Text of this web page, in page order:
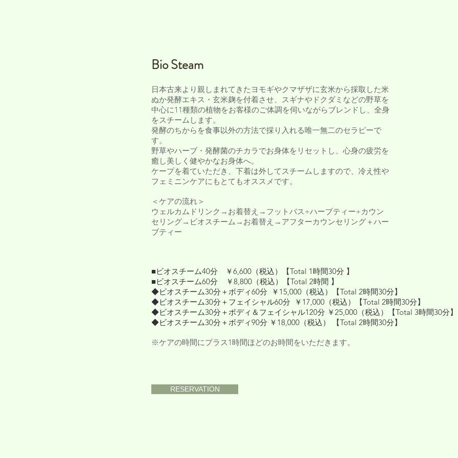
​Bio Steam
日本古来より親しまれてきたヨモギやクマザザに玄米から採取した米
ぬか発酵エキス・玄米麹を付着させ、スギナやドクダミなどの野草を
中心に11種類の植物をお客様のご体調を伺いながらブレンドし、全身
をスチームします。
発酵のちからを食事以外の方法で採り入れる唯一無二のセラピーで
す。
野草やハーブ・発酵菌のチカラでお身体をリセットし、心身の疲労を
癒し美しく健やかなお身体へ。
​ケープを着ていただき、下着は外してスチームしますので、冷え性や
フェミニンケアにもとてもオススメです。
＜ケアの流れ＞
ウェルカムドリンク→お着替え→フットバス+ハーブティー+カウン
セリング→ビオスチーム→お着替え→アフターカウンセリング＋ハー
ブティー
■ビオスチーム40分 ￥6,600（税込）【Total 1時間30分 】
■ビオスチーム60分 ￥8,800（税込）【Total 2時間 】
​◆ビオスチーム30分＋ボディ60分 ￥15,000（税込）【Total 2時間30分】
◆ビオスチーム30分＋フェイシャル60分 ￥17,000（税込）【Total 2時間30分】
◆ビオスチーム30分＋ボディ＆フェイシャル120分 ￥25,000（税込）【Total 3時間30分】
​◆ビオスチーム30分＋ボディ90分 ￥18,000（税込） 【Total 2時間30分】
​※ケアの時間にプラス1時間ほどのお時間をいただきます。
RESERVATION